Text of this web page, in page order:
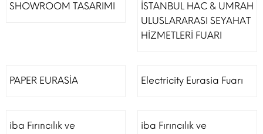
SHOWROOM TASARIMI
İSTANBUL HAC & UMRAH
ULUSLARARASI SEYAHAT
HİZMETLERİ FUARI
PAPER EURASİA Electricity Eurasia Fuarı
iba Fırıncılık ve
iba Fırıncılık ve